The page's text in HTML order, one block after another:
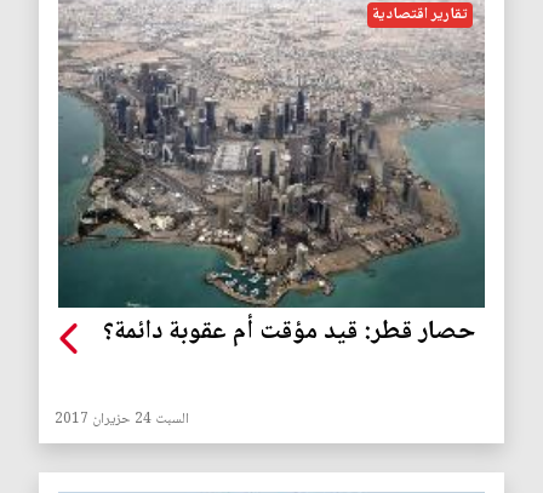
تقارير اقتصادية
حصار قطر: قيد مؤقت أم عقوبة دائمة؟
السبت 24 حزيران 2017